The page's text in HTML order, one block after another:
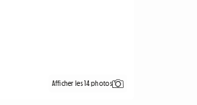
Afficher les 14 photos